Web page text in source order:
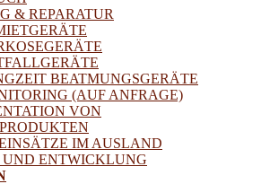
& REPARATUR
BEATMUNGSGERÄTE
(AUF ANFRAGE)
VON
IM AUSLAND
ENTWICKLUNG